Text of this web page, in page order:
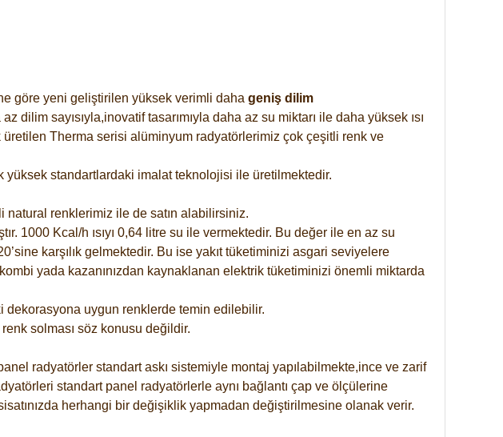
göre yeni geliştirilen yüksek verimli daha geniş dilim
sayısıyla,inovatif tasarımıyla daha az su miktarı ile daha yüksek ısı
Therma serisi alüminyum radyatörlerimiz çok çeşitli renk ve
standartlardaki imalat teknolojisi ile üretilmektedir.
renklerimiz ile de satın alabilirsiniz.
1000 Kcal/h ısıyı 0,64 litre su ile vermektedir. Bu değer ile en az su
karşılık gelmektedir. Bu ise yakıt tüketiminizi asgari seviyelere
kombi yada kazanınızdan kaynaklanan elektrik tüketiminizi önemli miktarda
uygun renklerde temin edilebilir.
solması söz konusu değildir.
radyatörler standart askı sistemiyle montaj yapılabilmekte,ince ve zarif
standart panel radyatörlerle aynı bağlantı çap ve ölçülerine
herhangi bir değişiklik yapmadan değiştirilmesine olanak verir.